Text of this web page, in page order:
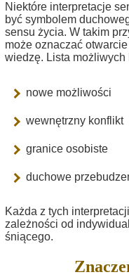
Niektóre interpretacje
być symbolem
sensu życia. W takim
może oznaczać
wiedzę. Lista możliwych
nowe możliwości
wewnętrzny konflikt
granice osobiste
duchowe
Każda z tych
zależności od
śniącego.